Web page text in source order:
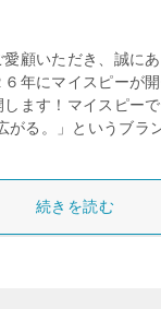
顧いただき、誠に
年にマイスピーが
ます！マイスピー
がる。」というブラ
続きを読む